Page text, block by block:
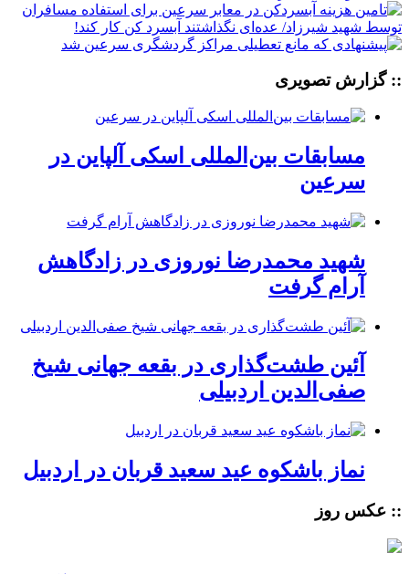
:: گزارش تصویری
مسابقات بین‌المللی اسکی آلپاین در
سرعین
شهید محمدرضا نوروزی در زادگاهش
آرام گرفت
آئین طشت‌گذاری در بقعه جهانی شیخ
صفی‌الدین اردبیلی
نماز باشکوه عید سعید قربان در اردبیل
:: عکس روز